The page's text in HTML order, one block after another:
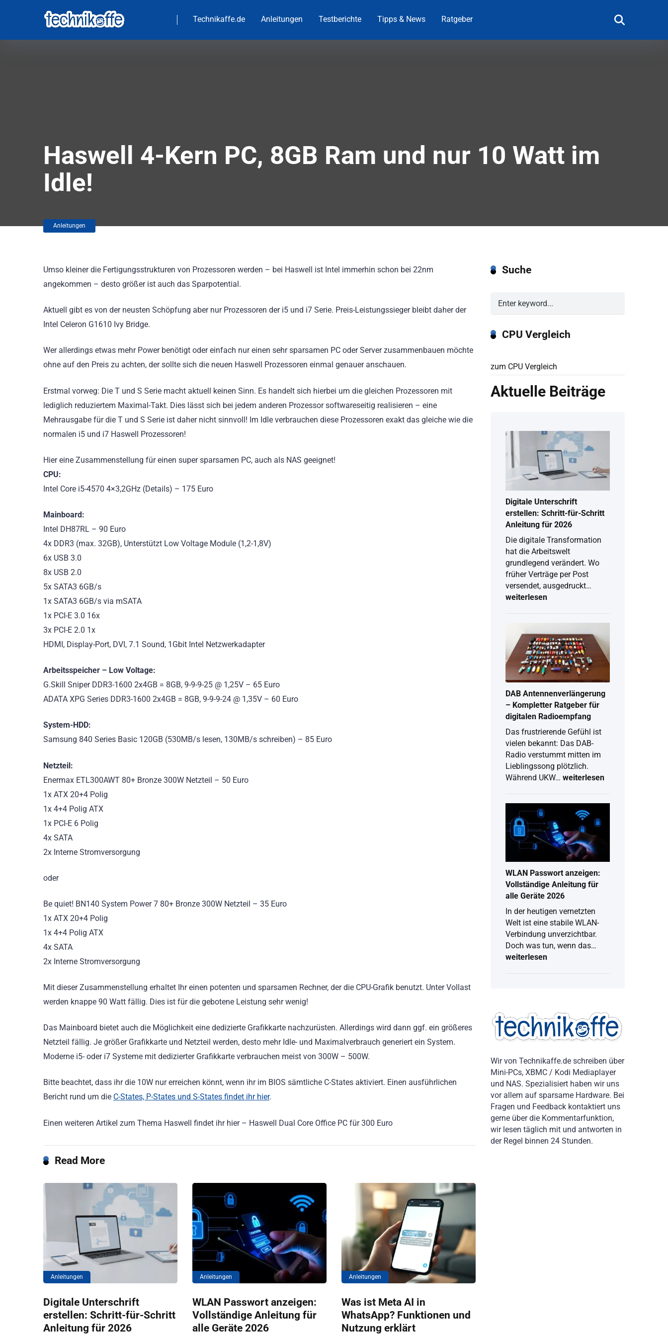
Technikaffe.de Anleitungen Testberichte Tipps & News Ratgeber
Haswell 4-Kern PC, 8GB Ram und nur 10 Watt im
Idle!
Anleitungen
Umso kleiner die Fertigungsstrukturen von Prozessoren werden – bei Haswell ist Intel immerhin schon bei 22nm
angekommen – desto größer ist auch das Sparpotential.
Aktuell gibt es von der neusten Schöpfung aber nur Prozessoren der i5 und i7 Serie. Preis-Leistungssieger bleibt daher der
Intel Celeron G1610 Ivy Bridge.
Wer allerdings etwas mehr Power benötigt oder einfach nur einen sehr sparsamen PC oder Server zusammenbauen möchte
ohne auf den Preis zu achten, der sollte sich die neuen Haswell Prozessoren einmal genauer anschauen.
Erstmal vorweg: Die T und S Serie macht aktuell keinen Sinn. Es handelt sich hierbei um die gleichen Prozessoren mit
lediglich reduziertem Maximal-Takt. Dies lässt sich bei jedem anderen Prozessor softwareseitig realisieren – eine
Mehrausgabe für die T und S Serie ist daher nicht sinnvoll! Im Idle verbrauchen diese Prozessoren exakt das gleiche wie die
normalen i5 und i7 Haswell Prozessoren!
Hier eine Zusammenstellung für einen super sparsamen PC, auch als NAS geeignet!
CPU:
Intel Core i5-4570 4×3,2GHz (Details) – 175 Euro
Mainboard:
Intel DH87RL – 90 Euro
4x DDR3 (max. 32GB), Unterstützt Low Voltage Module (1,2-1,8V)
6x USB 3.0
8x USB 2.0
5x SATA3 6GB/s
1x SATA3 6GB/s via mSATA
1x PCI-E 3.0 16x
3x PCI-E 2.0 1x
HDMI, Display-Port, DVI, 7.1 Sound, 1Gbit Intel Netzwerkadapter
Arbeitsspeicher – Low Voltage:
G.Skill Sniper DDR3-1600 2x4GB = 8GB, 9-9-9-25 @ 1,25V – 65 Euro
ADATA XPG Series DDR3-1600 2x4GB = 8GB, 9-9-9-24 @ 1,35V – 60 Euro
System-HDD:
Samsung 840 Series Basic 120GB (530MB/s lesen, 130MB/s schreiben) – 85 Euro
Netzteil:
Enermax ETL300AWT 80+ Bronze 300W Netzteil – 50 Euro
1x ATX 20+4 Polig
1x 4+4 Polig ATX
1x PCI-E 6 Polig
4x SATA
2x Interne Stromversorgung
oder
Be quiet! BN140 System Power 7 80+ Bronze 300W Netzteil – 35 Euro
1x ATX 20+4 Polig
1x 4+4 Polig ATX
4x SATA
2x Interne Stromversorgung
Mit dieser Zusammenstellung erhaltet Ihr einen potenten und sparsamen Rechner, der die CPU-Grafik benutzt. Unter Vollast
werden knappe 90 Watt fällig. Dies ist für die gebotene Leistung sehr wenig!
Das Mainboard bietet auch die Möglichkeit eine dedizierte Grafikkarte nachzurüsten. Allerdings wird dann ggf. ein größeres
Netzteil fällig. Je größer Grafikkarte und Netzteil werden, desto mehr Idle- und Maximalverbrauch generiert ein System.
Moderne i5- oder i7 Systeme mit dedizierter Grafikkarte verbrauchen meist von 300W – 500W.
Bitte beachtet, dass ihr die 10W nur erreichen könnt, wenn ihr im BIOS sämtliche C-States aktiviert. Einen ausführlichen
Bericht rund um die C-States, P-States und S-States findet ihr hier.
Einen weiteren Artikel zum Thema Haswell findet ihr hier – Haswell Dual Core Office PC für 300 Euro
Read More
Anleitungen
Digitale Unterschrift
erstellen: Schritt-für-Schritt
Anleitung für 2026
Anleitungen
WLAN Passwort anzeigen:
Vollständige Anleitung für
alle Geräte 2026
Anleitungen
Was ist Meta AI in
WhatsApp? Funktionen und
Nutzung erklärt
Suche
CPU Vergleich
zum CPU Vergleich
Aktuelle Beiträge
Digitale Unterschrift
erstellen: Schritt-für-Schritt
Anleitung für 2026
Die digitale Transformation
hat die Arbeitswelt
grundlegend verändert. Wo
früher Verträge per Post
versendet, ausgedruckt…
Digitale
Schritt
Anleitung
für
2026
weiterlesen
DAB Antennenverlängerung
– Kompletter Ratgeber für
digitalen Radioempfang
Das frustrierende Gefühl ist
vielen bekannt: Das DAB-
Radio verstummt mitten im
Lieblingssong plötzlich.
Während UKW…
Kompletter
Ratgeber
für
digitalen
Radioempfang
weiterlesen
WLAN Passwort anzeigen:
Vollständige Anleitung für
alle Geräte 2026
In der heutigen vernetzten
Welt ist eine stabile WLAN-
Verbindung unverzichtbar.
Doch was tun, wenn das…
WLAN
Geräte
2026
weiterlesen
Wir von Technikaffe.de schreiben über
Mini-PCs, XBMC / Kodi Mediaplayer
und NAS. Spezialisiert haben wir uns
vor allem auf sparsame Hardware. Bei
Fragen und Feedback kontaktiert uns
gerne über die Kommentarfunktion,
wir lesen täglich mit und antworten in
der Regel binnen 24 Stunden.